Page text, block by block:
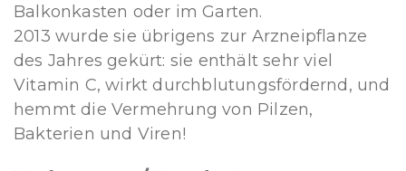
Balkonkasten oder im Garten.
2013 wurde sie übrigens zur Arzneipflanze
des Jahres gekürt: sie enthält sehr viel
Vitamin C, wirkt durchblutungsfördernd, und
hemmt die Vermehrung von Pilzen,
Bakterien und Viren!